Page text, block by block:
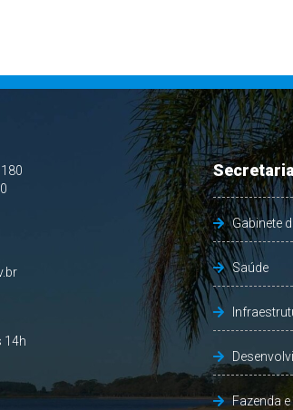
14h
Gabinete
Saúde
Fazenda